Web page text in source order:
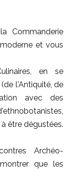
Commanderie
et vous
en se
l'Antiquité, de
avec des
être dégustées.
Archéo-
que les